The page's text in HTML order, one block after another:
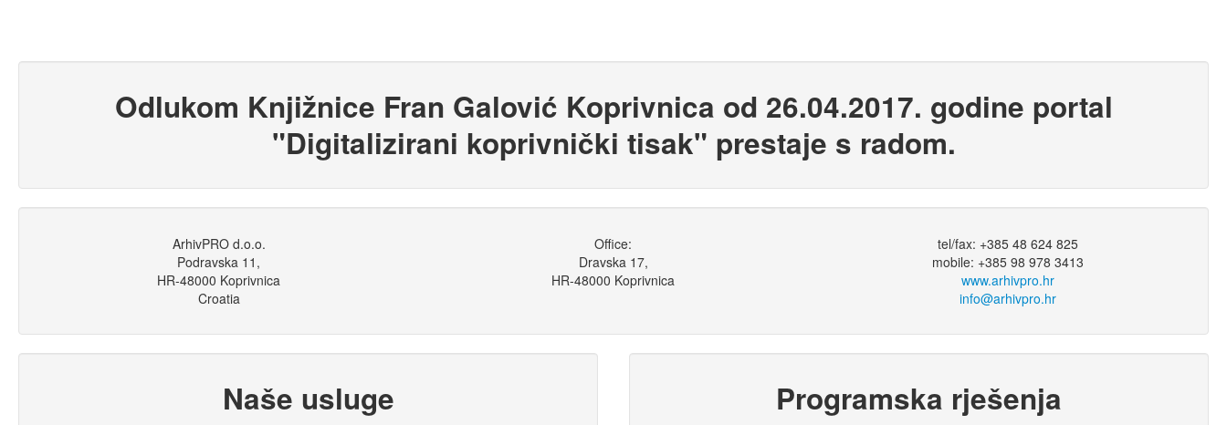
Odlukom Knjižnice Fran Galović Koprivnica od 26.04.2017. godine portal
"Digitalizirani koprivnički tisak" prestaje s radom.
ArhivPRO d.o.o.
Podravska 11,
HR-48000 Koprivnica
Croatia
Office:
Dravska 17,
HR-48000 Koprivnica
tel/fax: +385 48 624 825
mobile: +385 98 978 3413
www.arhivpro.hr
info@arhivpro.hr
Naše usluge Programska rješenja